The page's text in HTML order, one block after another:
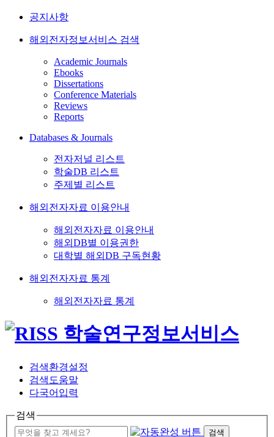
공지사항
해외전자정보서비스 검색
Academic Journals
Ebooks
Dissertations
Conference Materials
Reviews
Reports
Databases & Journals
전자저널 리스트
학술DB 리스트
주제별 리스트
해외전자자료 이용안내
해외전자자료 이용안내
해외DB별 이용권한
대학별 해외DB 구독현황
해외전자자료 통계
해외전자자료 통계
검색환경설정
검색도움말
다국어입력
검색
검색